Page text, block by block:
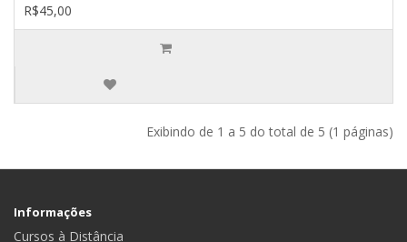
R$45,00
Exibindo de 1 a 5 do total de 5 (1 páginas)
Informações
Cursos à Distância